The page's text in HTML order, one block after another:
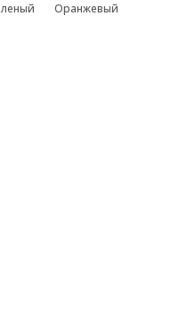
Оранжевый